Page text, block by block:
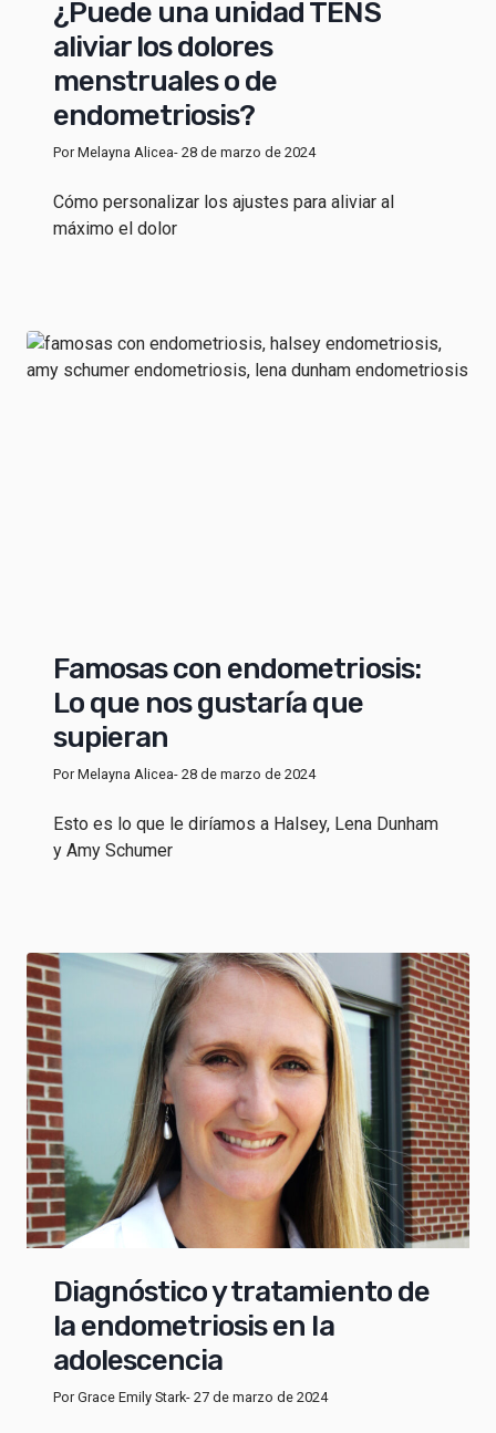
¿Puede una unidad TENS
aliviar los dolores
menstruales o de
endometriosis?
Por Melayna Alicea- 28 de marzo de 2024
Cómo personalizar los ajustes para aliviar al
máximo el dolor
Famosas con endometriosis:
Lo que nos gustaría que
supieran
Por Melayna Alicea- 28 de marzo de 2024
Esto es lo que le diríamos a Halsey, Lena Dunham
y Amy Schumer
Diagnóstico y tratamiento de
la endometriosis en la
adolescencia
Por Grace Emily Stark- 27 de marzo de 2024